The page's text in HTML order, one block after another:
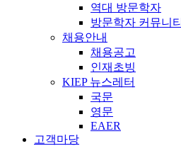
역대 방문학자
방문학자 커뮤니티
채용안내
채용공고
인재초빙
KIEP 뉴스레터
국문
영문
EAER
고객마당